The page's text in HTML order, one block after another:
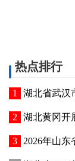
热点排行
湖北省武汉市
湖北黄冈开
2026年山东